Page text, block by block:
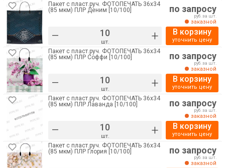
Пакет с пласт.руч. ФОТОПЕЧАТЬ 36х34
(85 мкм) ПЛР Деним [10/100]
– шт. +
по запросу
руб. за шт.
заказной
В корзину
уточнить цену
Пакет с пласт.руч. ФОТОПЕЧАТЬ 36х34
(85 мкм) ПЛР Соффи [10/100]
– шт. +
по запросу
руб. за шт.
заказной
В корзину
уточнить цену
Пакет с пласт.руч. ФОТОПЕЧАТЬ 36х34
(85 мкм) ПЛР Лаванда [10/100]
– шт. +
по запросу
руб. за шт.
заказной
В корзину
уточнить цену
Пакет с пласт.руч. ФОТОПЕЧАТЬ 36х34
(85 мкм) ПЛР Глория [10/100]
по запросу
руб. за шт.
заказной